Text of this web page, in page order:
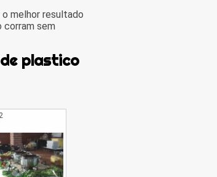
melhor resultado
sem
plastico